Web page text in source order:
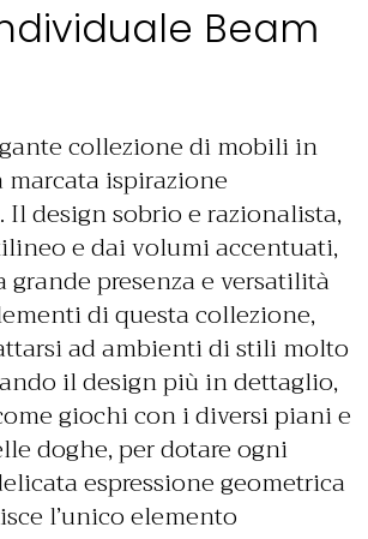
Beam
collezione di mobili in
ispirazione
design sobrio e razionalista,
e dai volumi accentuati,
presenza e versatilità
di questa collezione,
ad ambienti di stili molto
il design più in dettaglio,
giochi con i diversi piani e
doghe, per dotare ogni
espressione geometrica
l’unico elemento